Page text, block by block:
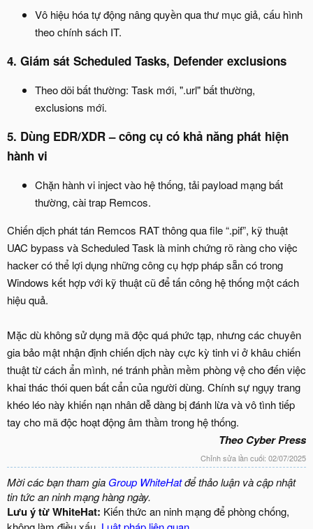
Vô hiệu hóa tự động nâng quyền qua thư mục giả, cấu hình
theo chính sách IT.
4. Giám sát Scheduled Tasks, Defender exclusions​
Theo dõi bất thường: Task mới, ".url" bất thường,
exclusions mới.
5. Dùng EDR/XDR – công cụ có khả năng phát hiện
hành vi​
Chặn hành vi inject vào hệ thống, tải payload mạng bất
thường, cài trap Remcos.
Chiến dịch phát tán Remcos RAT thông qua file “.pif”, kỹ thuật
UAC bypass và Scheduled Task là minh chứng rõ ràng cho việc
hacker có thể lợi dụng những công cụ hợp pháp sẵn có trong
Windows kết hợp với kỹ thuật cũ để tấn công hệ thống một cách
hiệu quả.
Mặc dù không sử dụng mã độc quá phức tạp, nhưng các chuyên
gia bảo mật nhận định chiến dịch này cực kỳ tinh vi ở khâu chiến
thuật từ cách ẩn mình, né tránh phần mềm phòng vệ cho đến việc
khai thác thói quen bất cẩn của người dùng. Chính sự ngụy trang
khéo léo này khiến nạn nhân dễ dàng bị đánh lừa và vô tình tiếp
tay cho mã độc hoạt động âm thầm trong hệ thống.
Theo Cyber Press
Chỉnh sửa lần cuối: 02/07/2025
Mời các bạn tham gia Group WhiteHatđể thảo luận và cập nhật
tin tức an ninh mạng hàng ngày.
Lưu ý từ WhiteHat: Kiến thức an ninh mạng để phòng chống,